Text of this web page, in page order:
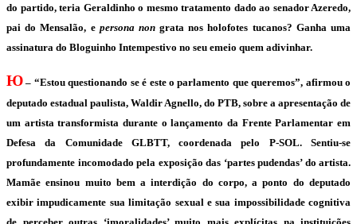
do partido, teria Geraldinho o mesmo tratamento dado ao senador Azeredo,
pai do Mensalão, e persona nongrata nos holofotes tucanos? Ganha uma
assinatura do Bloguinho Intempestivo no seu emeio quem adivinhar.
Ю – “Estou questionando se é este o parlamento que queremos”, afirmou o
deputado estadual paulista, Waldir Agnello, do PTB, sobre a apresentação de
um artista transformista durante o lançamento da Frente Parlamentar em
Defesa da Comunidade GLBTT, coordenada pelo P-SOL. Sentiu-se
profundamente incomodado pela exposição das ‘partes pudendas’ do artista.
Mamãe ensinou muito bem a interdição do corpo, a ponto do deputado
exibir impudicamente sua limitação sexual e sua impossibilidade cognitiva